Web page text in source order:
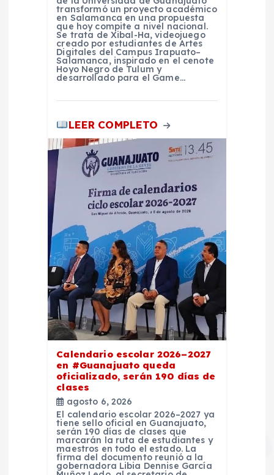
transformó un proyecto académico
en Salamanca en una propuesta
que hoy compite a nivel nacional.
Se trata de Xibal-Ha, videojuego
creado por estudiantes de Artes
Digitales del Campus Irapuato–
Salamanca, inspirado en el cenote
Hoyo Negro de Tulum y
desarrollado para el Game…
LEER COMPLETO
Calendario escolar 2026–2027
en #Guanajuato queda
oficializado, serán 190 días de
clases
agosto 6, 2026
El calendario escolar 2026–2027 ya
tiene sello oficial en Guanajuato,
serán 190 días de clases que
marcarán la ruta de estudiantes y
maestros en todo el estado. La
firma del documento reunió a la
gobernadora Libia Dennise García